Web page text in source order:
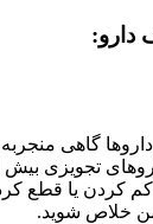
دارو:
داروها گاهی
کم کردن یا قطع
خلاص شوید.